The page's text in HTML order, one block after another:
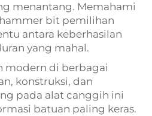
menantang. Memahami
bit pemilihan
antara keberhasilan
yang mahal.
modern di berbagai
konstruksi, dan
pada alat canggih ini
batuan paling keras.